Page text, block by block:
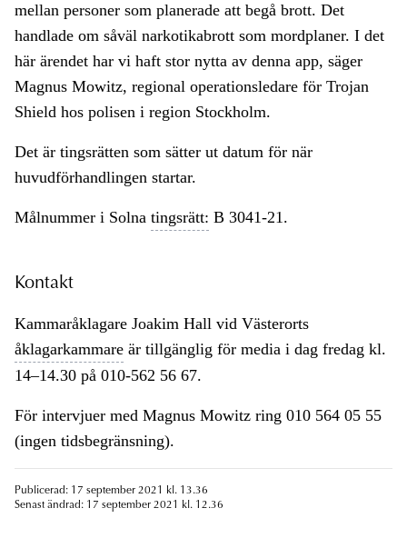
mellan personer som planerade att begå brott. Det
handlade om såväl narkotikabrott som mordplaner. I det
här ärendet har vi haft stor nytta av denna app, säger
Magnus Mowitz, regional operationsledare för Trojan
Shield hos polisen i region Stockholm.
Det är tingsrätten som sätter ut datum för när
huvudförhandlingen startar.
Målnummer i Solna tingsrätt: B 3041-21.
Kontakt
Kammaråklagare Joakim Hall vid Västerorts
åklagarkammare är tillgänglig för media i dag fredag kl.
14–14.30 på 010-562 56 67.
För intervjuer med Magnus Mowitz ring 010 564 05 55
(ingen tidsbegränsning).
Publicerad: 17 september 2021 kl. 13.36
Senast ändrad: 17 september 2021 kl. 12.36